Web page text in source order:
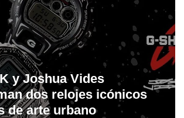
y Joshua Vides
dos relojes icónicos
de arte urbano